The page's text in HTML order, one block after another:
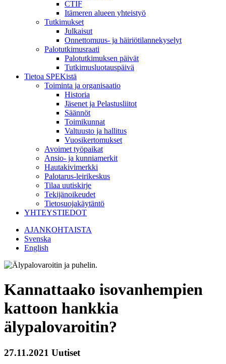
CTIF
Itämeren alueen yhteistyö
Tutkimukset
Julkaisut
Onnettomuus- ja häiriötilannekyselyt
Palotutkimusraati
Palotutkimuksen päivät
Tutkimusluotauspäivä
Tietoa SPEKistä
Toiminta ja organisaatio
Historia
Jäsenet ja Pelastusliitot
Säännöt
Toimikunnat
Valtuusto ja hallitus
Vuosikertomukset
Avoimet työpaikat
Ansio- ja kunniamerkit
Hautakivimerkki
Palotarus-leirikeskus
Tilaa uutiskirje
Tekijänoikeudet
Tietosuojakäytäntö
YHTEYSTIEDOT
AJANKOHTAISTA
Svenska
English
Kannattaako isovanhempien
kattoon hankkia
älypalovaroitin?
27.11.2021 Uutiset